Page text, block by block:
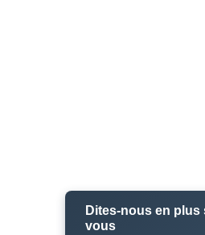
Dites-nous en plus
vous